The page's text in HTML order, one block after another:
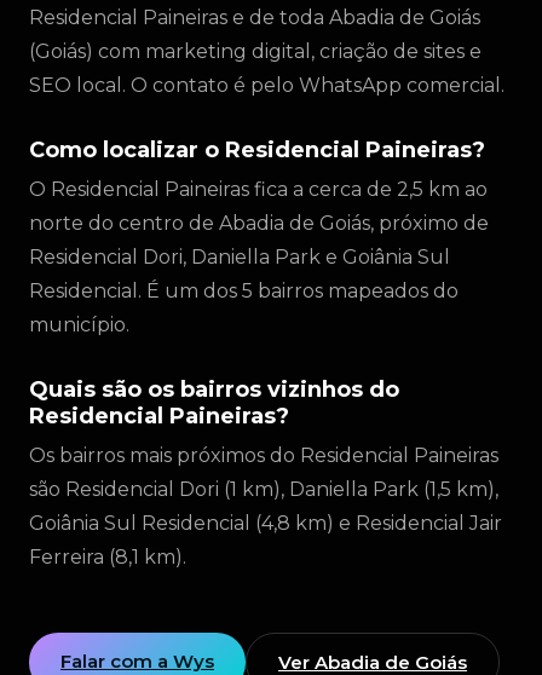
Residencial Paineiras e de toda Abadia de Goiás
(Goiás) com marketing digital, criação de sites e
SEO local. O contato é pelo WhatsApp comercial.
Como localizar o Residencial Paineiras?
O Residencial Paineiras fica a cerca de 2,5 km ao
norte do centro de Abadia de Goiás, próximo de
Residencial Dori, Daniella Park e Goiânia Sul
Residencial. É um dos 5 bairros mapeados do
município.
Quais são os bairros vizinhos do
Residencial Paineiras?
Os bairros mais próximos do Residencial Paineiras
são Residencial Dori (1 km), Daniella Park (1,5 km),
Goiânia Sul Residencial (4,8 km) e Residencial Jair
Ferreira (8,1 km).
Falar com a Wys Ver Abadia de Goiás